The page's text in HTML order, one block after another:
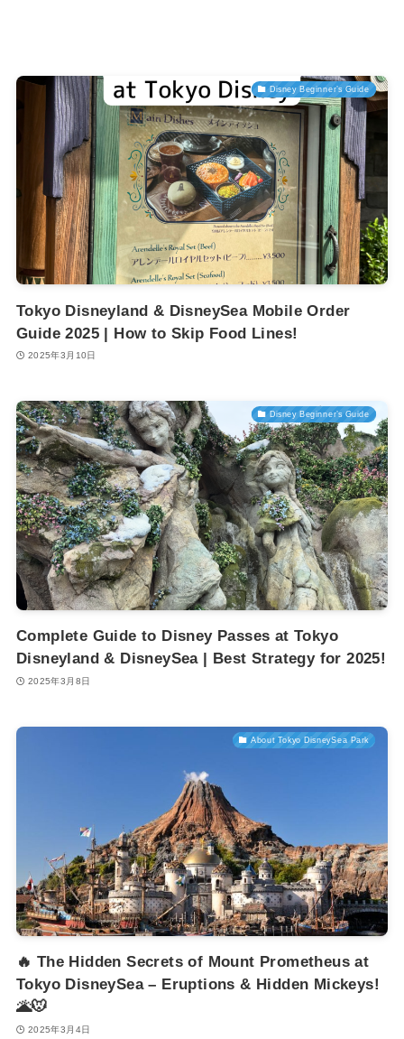
Disney Beginner’s Guide
Tokyo Disneyland & DisneySea Mobile Order
Guide 2025 | How to Skip Food Lines!
2025年3月10日
Disney Beginner’s Guide
Complete Guide to Disney Passes at Tokyo
Disneyland & DisneySea | Best Strategy for 2025!
2025年3月8日
About Tokyo DisneySea Park
🔥 The Hidden Secrets of Mount Prometheus at
Tokyo DisneySea – Eruptions & Hidden Mickeys!
🌋🐭
2025年3月4日